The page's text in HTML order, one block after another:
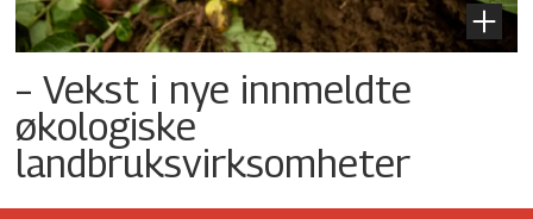
– Vekst i nye innmeldte
økologiske
landbruksvirksomheter